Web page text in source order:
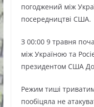
погоджений між
посередництві США.
З 00:00 9 травня
між Україною та
президентом США
Режим тиші
пообіцяла не